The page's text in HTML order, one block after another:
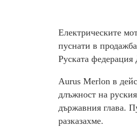
Електрическите
пуснати в
Руската
Aurus Merlon в
длъжност на
държавния глава.
разказахме.